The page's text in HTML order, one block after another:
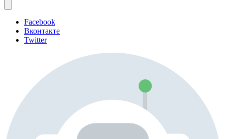
Facebook
Вконтакте
Twitter